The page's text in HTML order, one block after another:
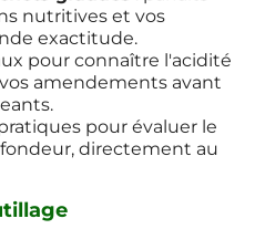
nutritives et vos
exactitude.
pour connaître l'acidité
amendements avant
pour évaluer le
directement au